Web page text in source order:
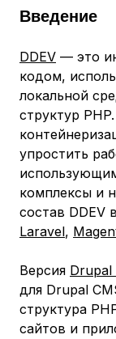
Введение
DDEV — это
кодом,
локальной
структур
упростить
комплексы и
состав DDEV
Laravel,
Версия Drupal
для Drupal
структура
сайтов и